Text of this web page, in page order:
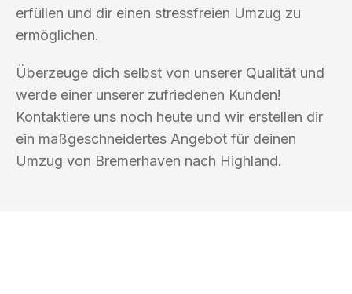
erfüllen und dir einen stressfreien Umzug zu
ermöglichen.
Überzeuge dich selbst von unserer Qualität und
werde einer unserer zufriedenen Kunden!
Kontaktiere uns noch heute und wir erstellen dir
ein maßgeschneidertes Angebot für deinen
Umzug von Bremerhaven nach Highland.